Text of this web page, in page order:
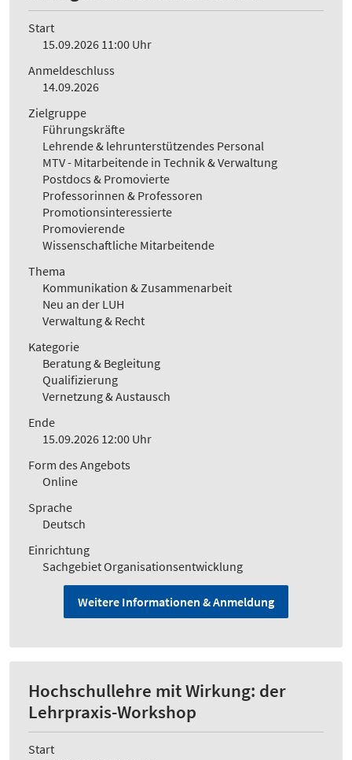
Start
15.09.2026 11:00 Uhr
Anmeldeschluss
14.09.2026
Zielgruppe
Führungskräfte
Lehrende & lehrunterstützendes Personal
MTV - Mitarbeitende in Technik & Verwaltung
Postdocs & Promovierte
Professorinnen & Professoren
Promotionsinteressierte
Promovierende
Wissenschaftliche Mitarbeitende
Thema
Kommunikation & Zusammenarbeit
Neu an der LUH
Verwaltung & Recht
Kategorie
Beratung & Begleitung
Qualifizierung
Vernetzung & Austausch
Ende
15.09.2026 12:00 Uhr
Form des Angebots
Online
Sprache
Deutsch
Einrichtung
Sachgebiet Organisationsentwicklung
Weitere Informationen & Anmeldung
Hochschullehre mit Wirkung: der
Lehrpraxis-Workshop
Start